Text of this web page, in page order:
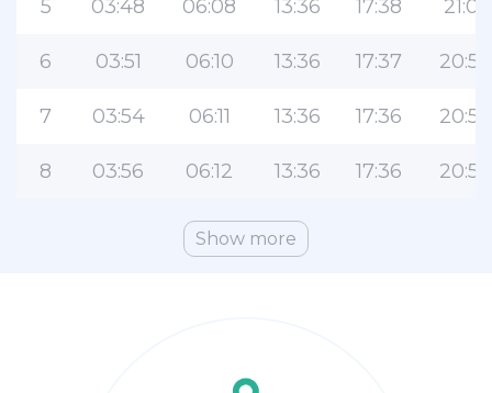
5 03:48 06:08 13:36 17:38 21:01
6 03:51 06:10 13:36 17:37 20:59
7 03:54 06:11 13:36 17:36 20:58
8 03:56 06:12 13:36 17:36 20:56
Show more